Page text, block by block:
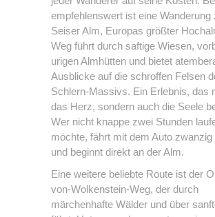
empfehlenswert ist eine Wanderung
Seiser Alm, Europas größter
Weg führt durch saftige Wiesen,
urigen Almhütten und bietet
Ausblicke auf die schroffen Felsen
Schlern-Massivs. Ein Erlebnis, das
das Herz, sondern auch die Seele
Wer nicht knappe zwei Stunden
möchte, fährt mit dem Auto zwanzig
und beginnt direkt an der Alm.
Eine weitere beliebte Route ist der
von-Wolkenstein-Weg, der durch
märchenhafte Wälder und über